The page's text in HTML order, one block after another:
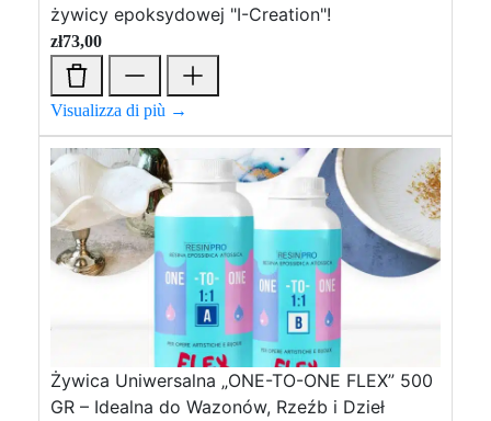
żywicy epoksydowej "I-Creation"!
zł73,00
Visualizza di più →
Żywica Uniwersalna „ONE-TO-ONE FLEX” 500
GR – Idealna do Wazonów, Rzeźb i Dzieł